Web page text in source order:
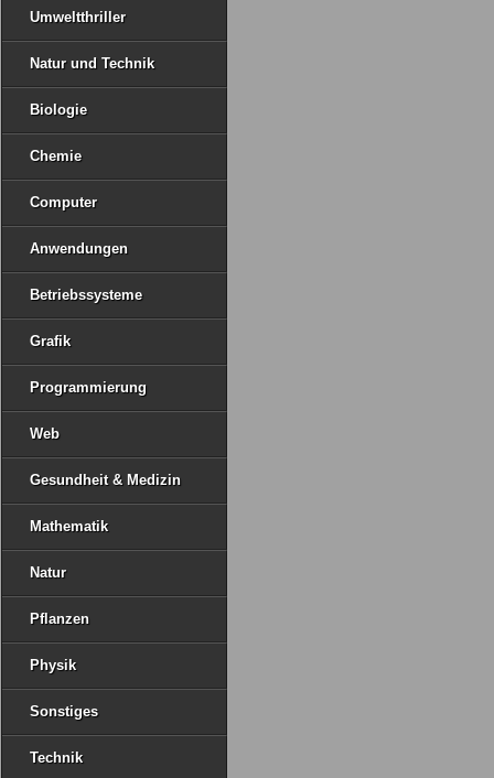
Umweltthriller
Natur und Technik
Biologie
Chemie
Computer
Anwendungen
Betriebssysteme
Grafik
Programmierung
Web
Gesundheit & Medizin
Mathematik
Natur
Pflanzen
Physik
Sonstiges
Technik